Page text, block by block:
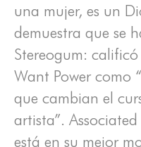
una mujer, es un
demuestra que se
Stereogum: calificó
Want Power como
que cambian el
artista”. Associated
está en su mejor